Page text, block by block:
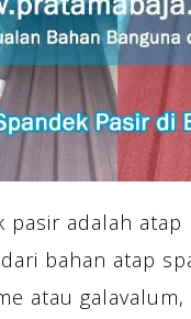
pasir adalah
bahan atap
atau